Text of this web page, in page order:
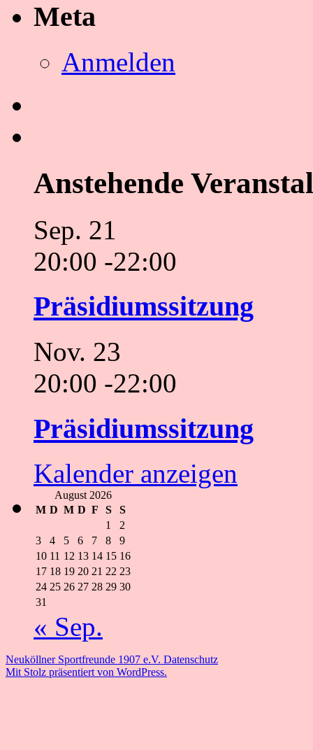
Meta
Anmelden
Anstehende
Sep. 21
20:00 -22:00
Präsidiumssitzung
Nov. 23
20:00 -22:00
Präsidiumssitzung
Kalender anzeigen
August 2026
M D M D F S
S
1
2
3
4 5 6 7 8
9
10 11 12 13 14 15 16
17 18 19 20 21 22 23
24 25 26 27 28 29 30
31
« Sep.
Neuköllner Sportfreunde 1907 e.V. Datenschutz
Mit Stolz präsentiert von WordPress.